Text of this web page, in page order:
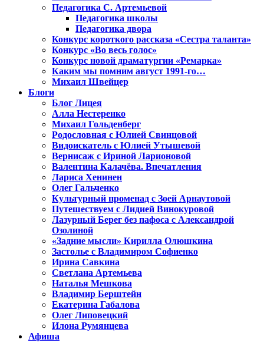
Педагогика С. Артемьевой
Педагогика школы
Педагогика двора
Конкурс короткого рассказа «Сестра таланта»
Конкурс «Во весь голос»
Конкурс новой драматургии «Ремарка»
Каким мы помним август 1991-го…
Михаил Швейцер
Блоги
Блог Лицея
Алла Нестеренко
Михаил Гольденберг
Родословная с Юлией Свинцовой
Видоискатель с Юлией Утышевой
Вернисаж с Ириной Ларионовой
Валентина Калачёва. Впечатления
Лариса Хенинен
Олег Гальченко
Культурный променад с Зоей Арнаутовой
Путешествуем с Лидией Винокуровой
Лазурный Берег без пафоса с Александрой
Озолиной
«Задние мысли» Кирилла Олюшкина
Застолье с Владимиром Софиенко
Ирина Савкина
Светлана Артемьева
Наталья Мешкова
Владимир Берштейн
Екатерина Габалова
Олег Липовецкий
Илона Румянцева
Афиша